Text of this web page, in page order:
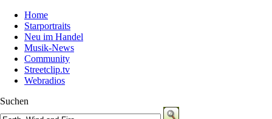
Home
Starportraits
Neu im Handel
Musik-News
Community
Streetclip.tv
Webradios
Suchen